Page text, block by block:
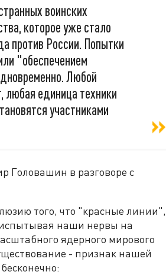
воинских
которое уже стало
против России. Попытки
"обеспечением
Любой
любая единица техники
участниками
Головашин в разговоре с
того, что "красные линии",
испытывая наши нервы на
ядерного мирового
- признак нашей